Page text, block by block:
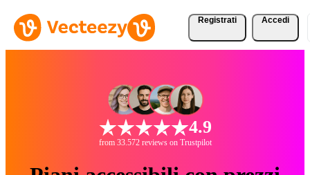
Registrati Accedi
4.9
from 33.572 reviews on Trustpilot